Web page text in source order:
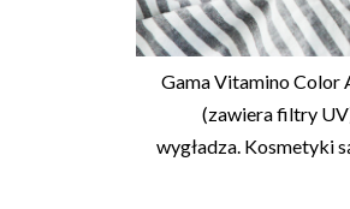
Gama Vitamino Color
(zawiera filtry
wygładza. Kosmetyki